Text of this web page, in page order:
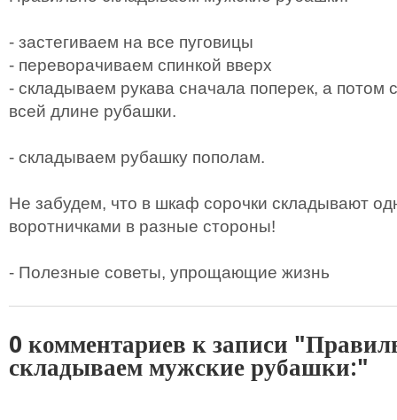
- застегиваем на все пуговицы
- переворачиваем спинкой вверх
- складываем рукава сначала поперек, а потом
всей длине рубашки.
- складываем рубашку пополам.
Не забудем, что в шкаф сорочки складывают
воротничками в разные стороны!
- Полезные советы, упрощающие жизнь
0 комментариев к записи
складываем мужские рубашки:"